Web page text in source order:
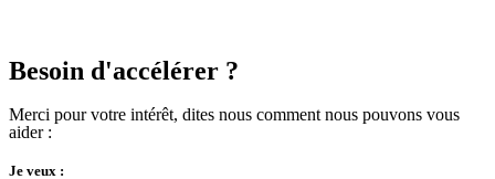
Besoin d'accélérer ?
Merci pour votre intérêt, dites nous comment nous pouvons vous
aider :
Je veux :